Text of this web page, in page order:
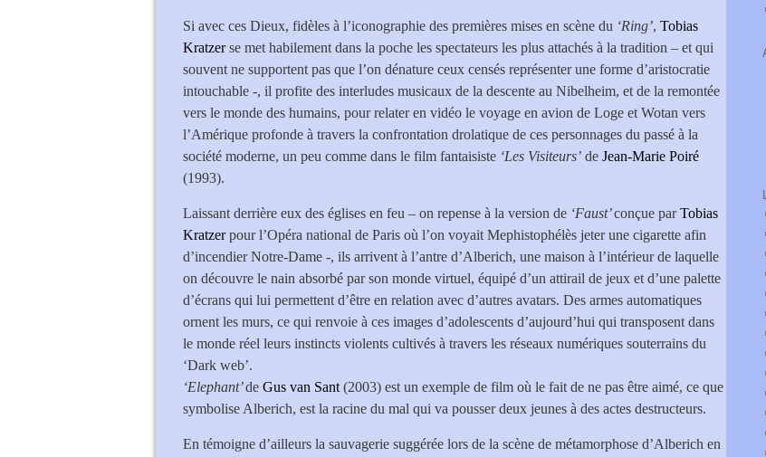
Si avec ces Dieux, fidèles à l’iconographie des premières mises en scène du ‘Ring’, Tobias
Kratzerse met habilement dans la poche les spectateurs les plus attachés à la tradition – et qui
souvent ne supportent pas que l’on dénature ceux censés représenter une forme d’aristocratie
intouchable -, il profite des interludes musicaux de la descente au Nibelheim, et de la remontée
vers le monde des humains, pour relater en vidéo le voyage en avion de Loge et Wotan vers
l’Amérique profonde à travers la confrontation drolatique de ces personnages du passé à la
société moderne, un peu comme dans le film fantaisiste ‘Les Visiteurs’ de Jean-Marie Poiré
(1993).
Laissant derrière eux des églises en feu – on repense à la version de ‘Faust’conçue parTobias
Kratzerpour l’Opéra national de Paris où l’on voyait Mephistophélès jeter une cigarette afin
d’incendier Notre-Dame -, ils arrivent à l’antre d’Alberich, une maison à l’intérieur de laquelle
on découvre le nain absorbé par son monde virtuel, équipé d’un attirail de jeux et d’une palette
d’écrans qui lui permettent d’être en relation avec d’autres avatars. Des armes automatiques
ornent les murs, ce qui renvoie à ces images d’adolescents d’aujourd’hui qui transposent dans
le monde réel leurs instincts violents cultivés à travers les réseaux numériques souterrains du
‘Dark web’.
‘Elephant’de Gus van Sant (2003) est un exemple de film où le fait de ne pas être aimé, ce que
symbolise Alberich, est la racine du mal qui va pousser deux jeunes à des actes destructeurs.
En témoigne d’ailleurs la sauvagerie suggérée lors de la scène de métamorphose d’Alberich en